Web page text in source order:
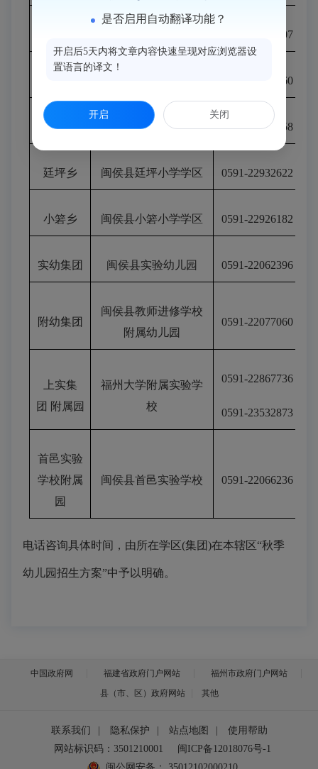
0591-62080007
0591-22921060
大湖乡 闽侯县大湖小学学区 0591-22915558
廷坪乡 闽侯县廷坪小学学区 0591-22932622
小箬乡 闽侯县小箬小学学区 0591-22926182
实幼集团 闽侯县实验幼儿园 0591-22062396
附幼集团
闽侯县教师进修学校
附属幼儿园
0591-22077060
上实集
团 附属园
福州大学附属实验学
校
0591-22867736
0591-23532873
首邑实验
学校附属
园
闽侯县首邑实验学校 0591-22066236
电话咨询具体时间，由所在学区(集团)在本辖区“秋季
幼儿园招生方案”中予以明确。
中国政府网 福建省政府门户网站
福州市政府门户网站
县（市、区）政府网站
其他
联系我们 隐私保护 站点地图
使用帮助
网站标识码：3501210001
闽ICP备12018076号-1
是否启用自动翻译功能？
开启后5天内将文章内容快速呈现对应浏览器设
置语言的译文！
开启 关闭